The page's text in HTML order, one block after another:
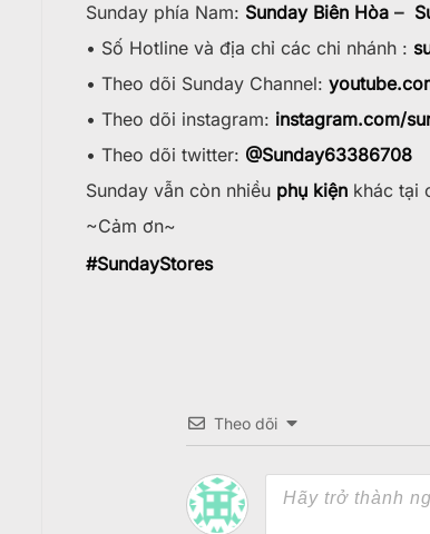
Sunday phía Nam: Sunday Biên Hòa –
• Số Hotline và địa chỉ các chi nhánh :
• Theo dõi Sunday Channel:
• Theo dõi instagram: instagram.com/
• Theo dõi twitter: @Sunday63386708
Sunday vẫn còn nhiều phụ kiện khác tại
~Cảm ơn~
#SundayStores
Theo dõi